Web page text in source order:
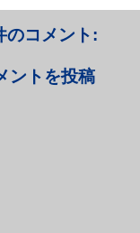
のコメント:
ントを投稿